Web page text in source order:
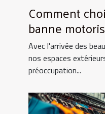
Comment
banne
pour votre
Avec l'arrivée des
nos espaces
préoccupation...